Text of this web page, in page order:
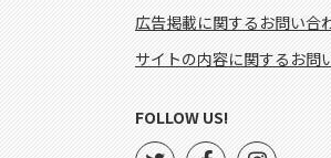
広告掲載に関するお問い合
サイトの内容に関するお問
FOLLOW US!